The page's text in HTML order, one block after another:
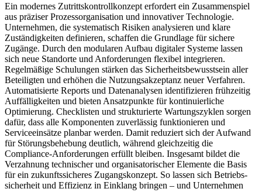
Ein modernes Zutrittskontrollkonzept erfordert ein Zusammenspiel
aus präziser Prozessorganisation und innovativer Technologie.
Unternehmen, die systematisch Risiken analysieren und klare
Zuständigkeiten definieren, schaffen die Grundlage für sichere
Zugänge. Durch den modularen Aufbau digitaler Systeme lassen
sich neue Standorte und Anforderungen flexibel integrieren.
Regelmäßige Schulungen stärken das Sicherheitsbewusstsein aller
Beteiligten und erhöhen die Nutzungsakzeptanz neuer Verfahren.
Automatisierte Reports und Datenanalysen identifizieren frühzeitig
Auffälligkeiten und bieten Ansatzpunkte für kontinuierliche
Optimierung. Checklisten und strukturierte Wartungszyklen sorgen
dafür, dass alle Komponenten zuverlässig funktionieren und
Serviceeinsätze planbar werden. Damit reduziert sich der Aufwand
für Störungsbehebung deutlich, während gleichzeitig die
Compliance-Anforderungen erfüllt bleiben. Insgesamt bildet die
Verzahnung technischer und organisatorischer Elemente die Basis
für ein zukunftssicheres Zugangskonzept. So lassen sich Betriebs­
sicherheit und Effizienz in Einklang bringen – und Unternehmen